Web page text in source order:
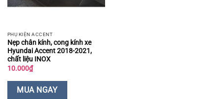
PHỤ KIỆN ACCENT
Nẹp chân kính, cong kính xe
Hyundai Accent 2018-2021,
chất liệu INOX
10.000₫
MUA NGAY